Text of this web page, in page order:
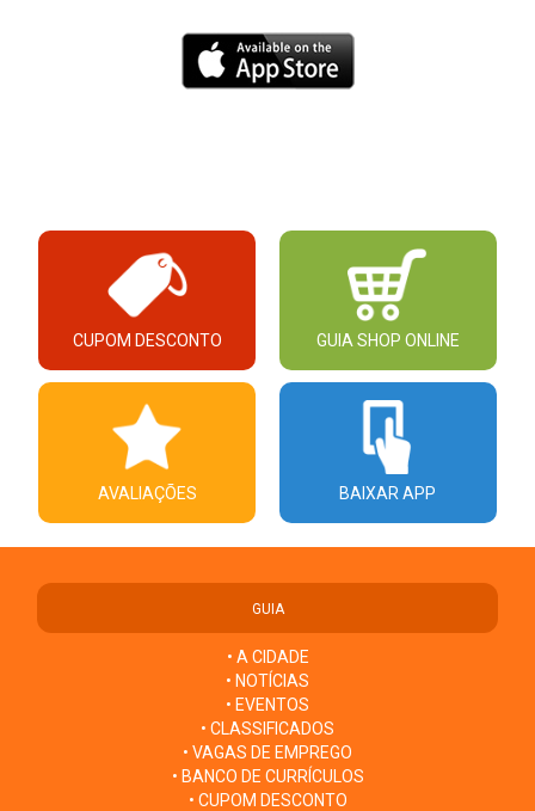
CUPOM DESCONTO GUIA SHOP ONLINE
AVALIAÇÕES BAIXAR APP
GUIA
• A CIDADE
• NOTÍCIAS
• EVENTOS
• CLASSIFICADOS
• VAGAS DE EMPREGO
• BANCO DE CURRÍCULOS
• CUPOM DESCONTO